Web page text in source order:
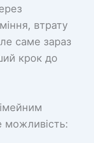
втрату
саме зараз
крок до
можливість: